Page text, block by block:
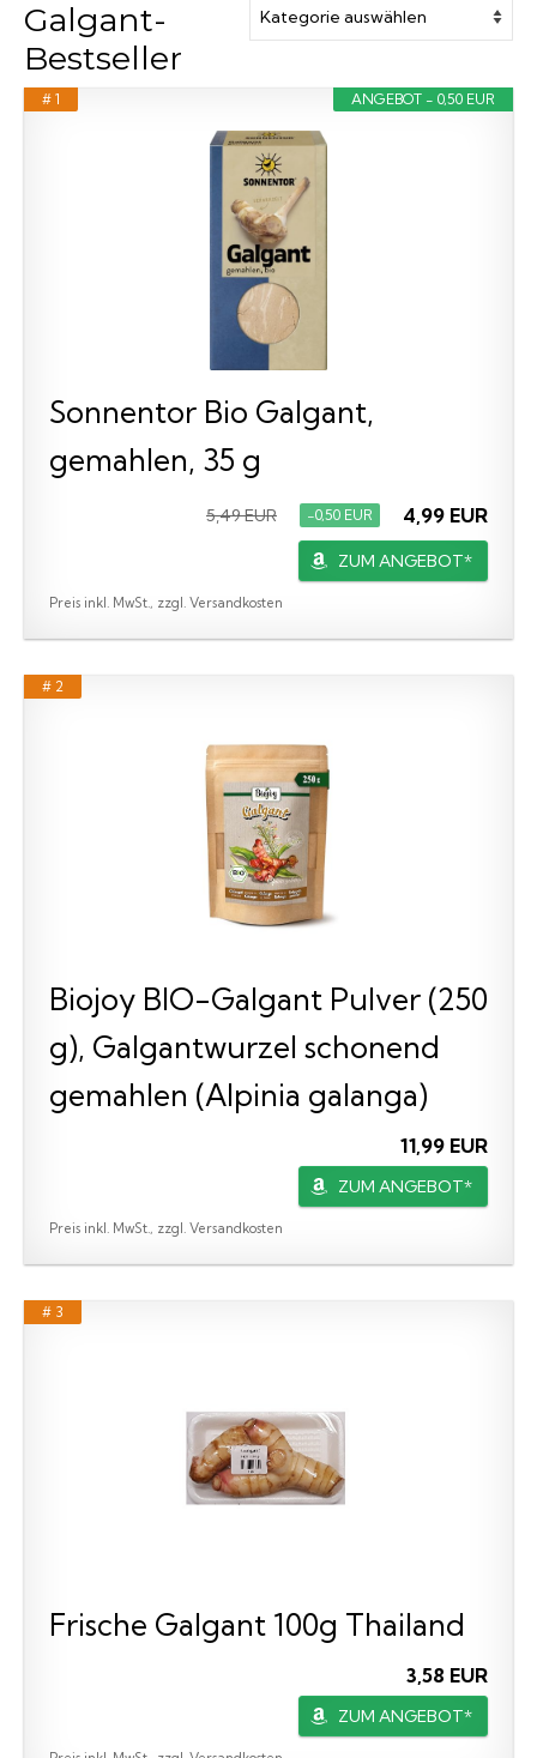
Galgant-
Bestseller
ANGEBOT - 0,50 EUR
# 1
Sonnentor Bio Galgant,
gemahlen, 35 g
5,49 EUR −0,50 EUR 4,99 EUR
ZUM ANGEBOT*
Preis inkl. MwSt., zzgl. Versandkosten
# 2
Biojoy BIO-Galgant Pulver (250
g), Galgantwurzel schonend
gemahlen (Alpinia galanga)
11,99 EUR
ZUM ANGEBOT*
Preis inkl. MwSt., zzgl. Versandkosten
# 3
Frische Galgant 100g Thailand
3,58 EUR
ZUM ANGEBOT*